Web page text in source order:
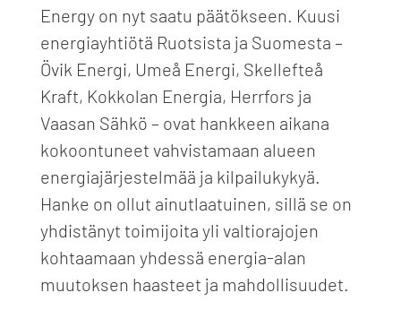
Energy on nyt saatu päätökseen. Kuusi
energiayhtiötä Ruotsista ja Suomesta –
Övik Energi, Umeå Energi, Skellefteå
Kraft, Kokkolan Energia, Herrfors ja
Vaasan Sähkö – ovat hankkeen aikana
kokoontuneet vahvistamaan alueen
energiajärjestelmää ja kilpailukykyä.
Hanke on ollut ainutlaatuinen, sillä se on
yhdistänyt toimijoita yli valtiorajojen
kohtaamaan yhdessä energia-alan
muutoksen haasteet ja mahdollisuudet.